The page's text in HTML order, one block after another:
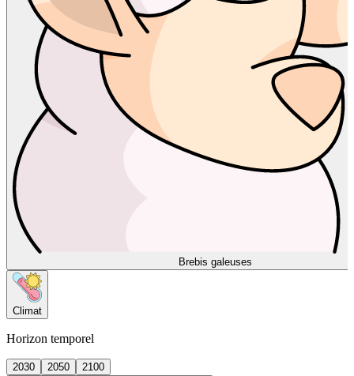
Brebis galeuses
Climat
Horizon temporel
2030 2050
2100